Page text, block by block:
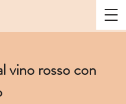
vino rosso con